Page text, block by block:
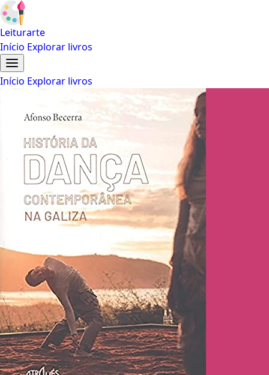
Leiturarte
Início Explorar livros
Início Explorar livros